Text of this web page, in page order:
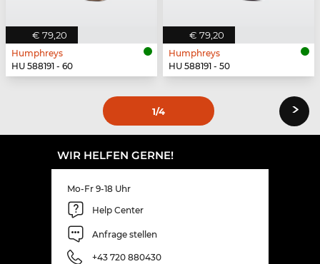
€ 79,20
Humphreys
HU 588191 - 60
€ 79,20
Humphreys
HU 588191 - 50
1/4 ›
WIR HELFEN GERNE!
Mo-Fr 9-18 Uhr
Help Center
Anfrage stellen
+43 720 880430